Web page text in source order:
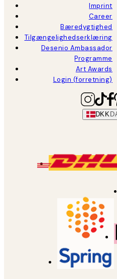
Imprint
Career
Bæredygtighed
Tilgængelighedserklæring
Desenio Ambassador
Programme
Art Awards
Login (forretning)
DKK